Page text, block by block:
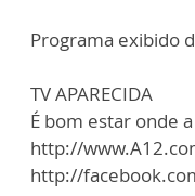
Programa exibido
TV APARECIDA
É bom estar onde
http://
http://